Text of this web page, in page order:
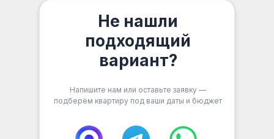
Напишите нам или оставьте заявку —
подберём квартиру под ваши даты и бюджет
Не нашли
подходящий
вариант?